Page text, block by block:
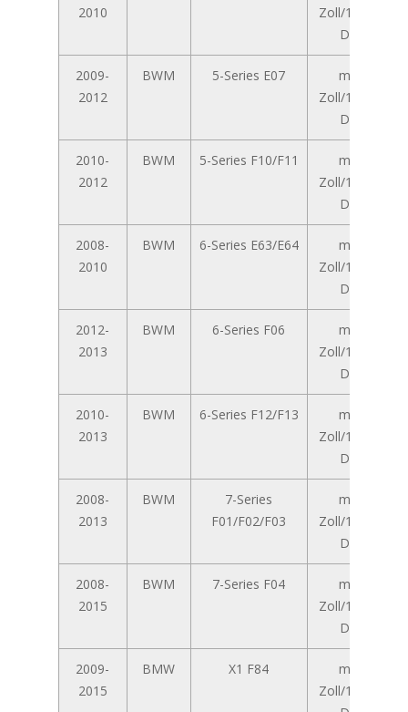
2010
Zoll/10,25-Zoll
Display
2009-
2012
BWM 5-Series E07
mit 8,8-
Zoll/10,25-Zoll
Display
2010-
2012
BWM 5-Series F10/F11
mit 8,8-
Zoll/10,25-Zoll
Display
2008-
2010
BWM 6-Series E63/E64
mit 8,8-
Zoll/10,25-Zoll
Display
2012-
2013
BWM 6-Series F06
mit 8,8-
Zoll/10,25-Zoll
Display
2010-
2013
BWM 6-Series F12/F13
mit 8,8-
Zoll/10,25-Zoll
Display
2008-
2013
BWM
7-Series
F01/F02/F03
mit 8,8-
Zoll/10,25-Zoll
Display
2008-
2015
BWM 7-Series F04
mit 8,8-
Zoll/10,25-Zoll
Display
2009-
2015
BMW X1 F84
mit 8,8-
Zoll/10,25-Zoll